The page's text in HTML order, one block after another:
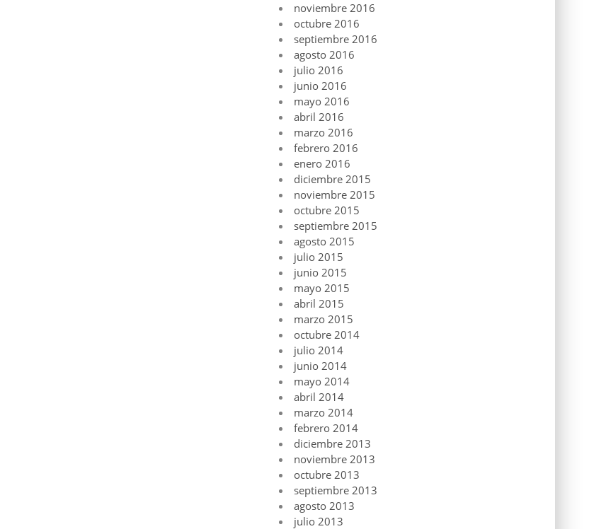
noviembre 2016
octubre 2016
septiembre 2016
agosto 2016
julio 2016
junio 2016
mayo 2016
abril 2016
marzo 2016
febrero 2016
enero 2016
diciembre 2015
noviembre 2015
octubre 2015
septiembre 2015
agosto 2015
julio 2015
junio 2015
mayo 2015
abril 2015
marzo 2015
octubre 2014
julio 2014
junio 2014
mayo 2014
abril 2014
marzo 2014
febrero 2014
diciembre 2013
noviembre 2013
octubre 2013
septiembre 2013
agosto 2013
julio 2013